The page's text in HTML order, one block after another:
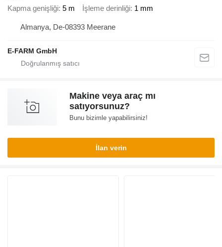
Kapma genişliği 5 m İşleme derinliği 1 mm
Almanya, De-08393 Meerane
E-FARM GmbH
Makine veya araç mı
satıyorsunuz?
Bunu bizimle yapabilirsiniz!
İlan verin